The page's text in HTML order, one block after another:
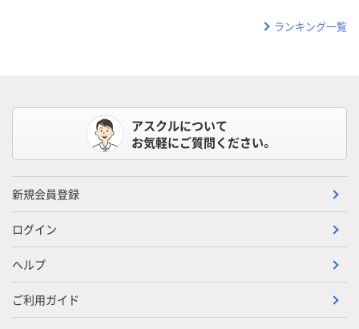
ランキング一覧
アスクルについて
お気軽にご質問ください。
新規会員登録
ログイン
ヘルプ
ご利用ガイド